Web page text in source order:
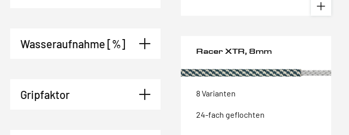
Wasseraufnahme [%]
Gripfaktor
Racer XTR, 8mm
8 Varianten
24-fach geflochten